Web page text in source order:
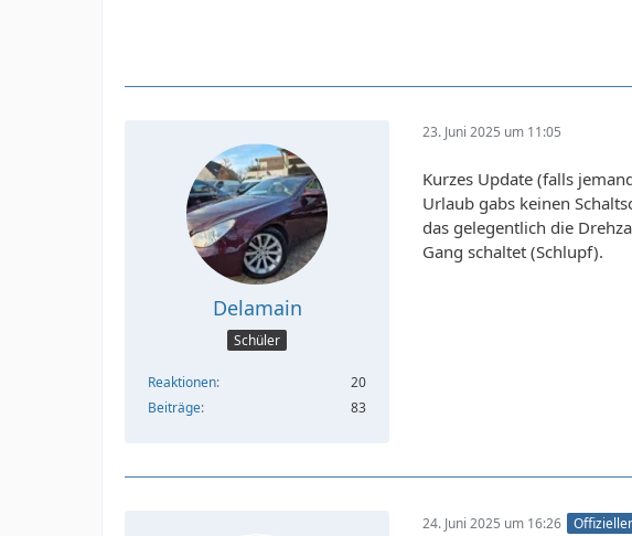
Delamain
Schüler
Reaktionen
20
Beiträge
83
23. Juni 2025 um 11:05
Kurzes Update (falls
Urlaub gabs keinen
das gelegentlich die
Gang schaltet (Schlupf).
24. Juni 2025 um 16:26